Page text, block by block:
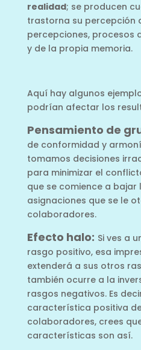
realidad; se producen
trastorna su percepción
percepciones, procesos
y de la propia memoria.
Aquí hay algunos
podrían afectar los
Pensamiento de
de conformidad y
tomamos decisiones
para minimizar el
que se comience a
asignaciones que se le
colaboradores.
Efecto halo: Si ves a
rasgo positivo, esa
extenderá a sus otros
también ocurre a la
rasgos negativos. Es
característica positiva
colaboradores, crees
características son así.